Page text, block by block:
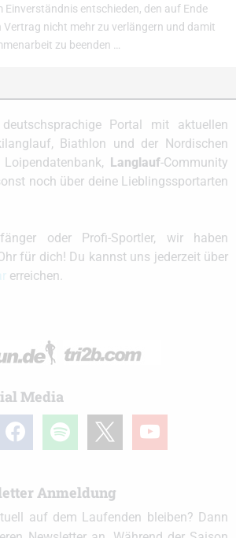
Einverständnis entschieden, den auf Ende
Vertrag nicht mehr zu verlängern und damit
zu beenden …
Portal mit aktuellen
Biathlon und der Nordischen
Langlauf-Community
noch über deine Lieblingssportarten
oder Profi-Sportler, wir haben
für dich! Du kannst uns jederzeit über
erreichen.
Media
facebook spotify youtube
Anmeldung
auf dem Laufenden bleiben? Dann